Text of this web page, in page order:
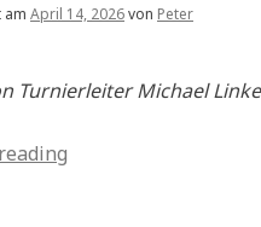
am April 14, 2026von Peter
Turnierleiter Michael Linke